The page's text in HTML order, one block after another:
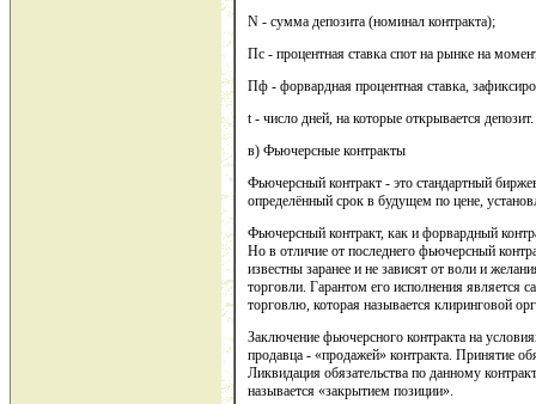
N - сумма депозита (номинал контракта);
Пс - процентная ставка спот на рынке на
Пф - форвардная процентная ставка,
t - число дней, на которые открывается депозит.
в) Фьючерсные контракты
Фьючерсный контракт - это стандартный
определённый срок в будущем по цене,
Фьючерсный контракт, как и форвардный
Но в отличие от последнего фьючерсный
известны заранее и не зависят от воли и
торговли. Гарантом его исполнения является
торговлю, которая называется клиринговой
Заключение фьючерсного контракта на
продавца - «продажей» контракта. Принятие
Ликвидация обязательства по данному
называется «закрытием позиции».